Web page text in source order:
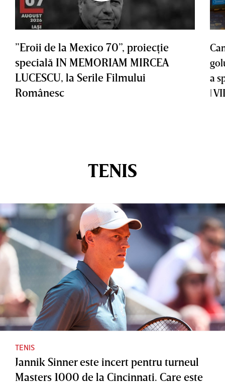
”Eroii de la Mexico 70”, proiecţie
specială IN MEMORIAM MIRCEA
LUCESCU, la Serile Filmului
Românesc
a
|
TENIS
TENIS
Jannik Sinner este incert pentru turneul
Masters 1000 de la Cincinnati. Care este